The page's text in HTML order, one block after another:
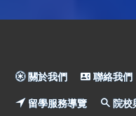
關於我們 聯絡我們
留學服務導覽 院校